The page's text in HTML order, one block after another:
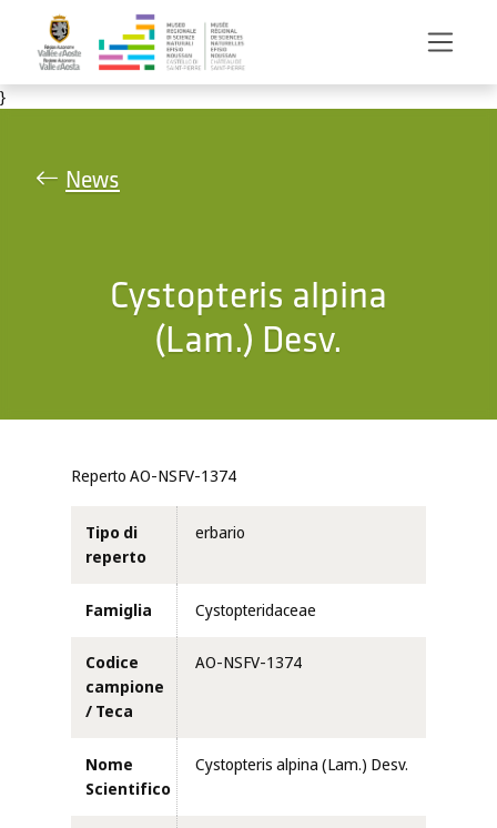
Salta al contenuto principale
}
News
Cystopteris alpina
(Lam.) Desv.
Reperto AO-NSFV-1374
Tipo di
reperto
erbario
Famiglia Cystopteridaceae
Codice
campione
/ Teca
AO-NSFV-1374
Nome
Scientifico
Cystopteris alpina (Lam.) Desv.